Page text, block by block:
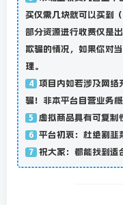
买仅需几块就可以买到
部分资源进行收费仅是
欺骗的情况，如果你对
理。
4 项目内如若涉及网络
骗！非本平台自营业务概
5 虚拟商品具有可复制
6 平台初衷：杜绝割韭
7 祝大家：都能找到适